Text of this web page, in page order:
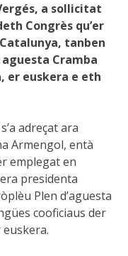
a sollicitat
Congrès qu’er
tanben
Cramba
er euskera e eth
adreçat ara
Armengol, entà
emplegat en
presidenta
Plen d’aguesta
cooficiaus der